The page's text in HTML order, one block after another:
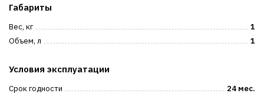
Габариты
Вес, кг
1
Объем, л
1
Условия эксплуатации
Срок годности 24 мес.